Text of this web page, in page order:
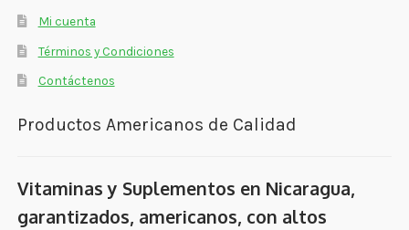
Mi cuenta
Términos y Condiciones
Contáctenos
Productos Americanos de Calidad
Vitaminas y Suplementos en Nicaragua,
garantizados, americanos, con altos